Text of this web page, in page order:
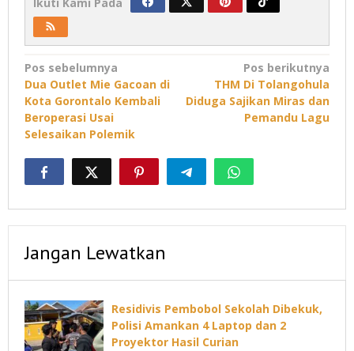
Ikuti Kami Pada
Navigasi
pos
Pos sebelumnya
Dua Outlet Mie Gacoan di
Kota Gorontalo Kembali
Beroperasi Usai
Selesaikan Polemik
Pos berikutnya
THM Di Tolangohula
Diduga Sajikan Miras dan
Pemandu Lagu
Jangan Lewatkan
Residivis Pembobol Sekolah Dibekuk,
Polisi Amankan 4 Laptop dan 2
Proyektor Hasil Curian